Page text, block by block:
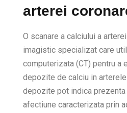
arterei
O scanare a calciului a
imagistic specializat care
computerizata (CT) pentru a
depozite de calciu in
depozite pot indica
afectiune caracterizata prin